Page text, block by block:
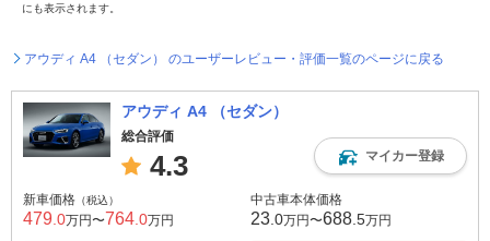
にも表示されます。
アウディ A4 （セダン） のユーザーレビュー・評価一覧のページに戻る
アウディ A4 （セダン）
総合評価
4.3 マイカー登録
新車価格 （税込）
479 .0万円〜764 .0万円
中古車本体価格
23 .0万円〜688 .5万円